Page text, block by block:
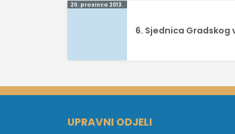
Navigacija
20. prosinca 2013.
6. Sjednica Gradskog
UPRAVNI ODJELI